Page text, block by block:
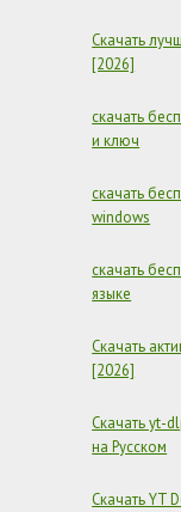
Скачать
[2026]
скачать
и ключ
скачать
windows
скачать
языке
Скачать
[2026]
Скачать yt-
на Русском
Скачать YT